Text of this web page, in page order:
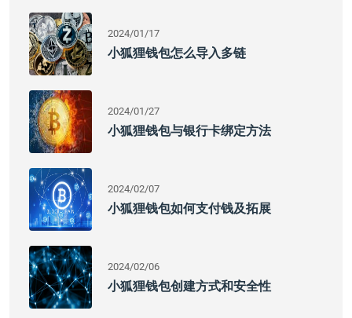
2024/01/17
小狐狸钱包怎么导入多链
2024/01/27
小狐狸钱包与银行卡绑定方法
2024/02/07
小狐狸钱包如何支付钱及拓展
2024/02/06
小狐狸钱包创建方式和安全性